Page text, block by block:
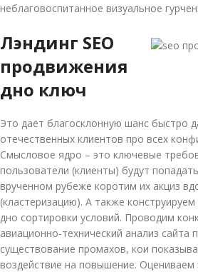
неблаговоспитанное визуальное
Лэндинг SEO
продвижения
дно ключ
Это дает благосклонную шанс быстро
отечественных клиентов про всех
Смысловое ядро – это ключевые
пользователи (клиенты) будут
врученном рубеже коротим их акциз
(кластеризацию). А также
дно сортировки условий. Проводим
авиационно-технический анализ сайта
существование промахов, кои
воздействие на повышение. Оцениваем